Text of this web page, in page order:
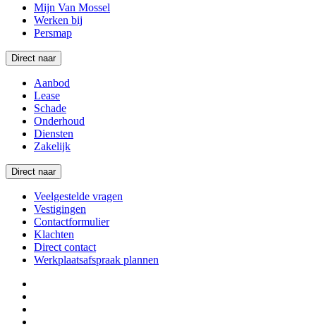
Mijn Van Mossel
Werken bij
Persmap
Direct naar
Aanbod
Lease
Schade
Onderhoud
Diensten
Zakelijk
Direct naar
Veelgestelde vragen
Vestigingen
Contactformulier
Klachten
Direct contact
Werkplaatsafspraak plannen